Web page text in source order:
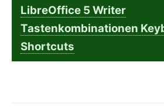
LibreOffice 5 Writer
Tastenkombinationen
Shortcuts